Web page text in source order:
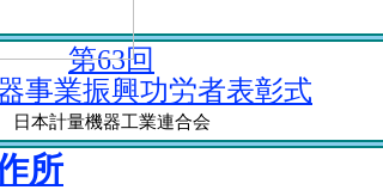
第63回
事業振興功労者表彰式
日本計量機器工業連合会
所